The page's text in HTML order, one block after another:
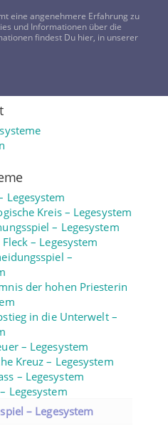
ANRUFEN: 0800-8478266
REGISTRIEREN
Legesystem
Kreis – Legesystem
– Legesystem
– Legesystem
–
der hohen Priesterin
in die Unterwelt –
– Legesystem
Kreuz – Legesystem
– Legesystem
Legesystem
– Legesystem
eine angenehmere Erfahrung zu
und Informationen über die
findest Du hier, in unserer